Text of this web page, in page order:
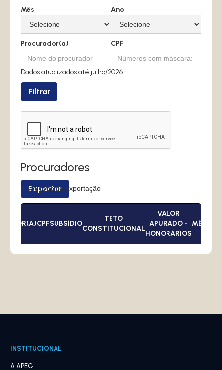
Mês Ano
Procurador(a) CPF
Dados atualizados até julho/2026
Procuradores
Exportar
Instruções de exportação
CPFSUBSÍDIO
TETO
CONSTITUCIONAL
VALOR
APURADO -
HONORÁRIOS
MÊS
INSTITUCIONAL
A APEG